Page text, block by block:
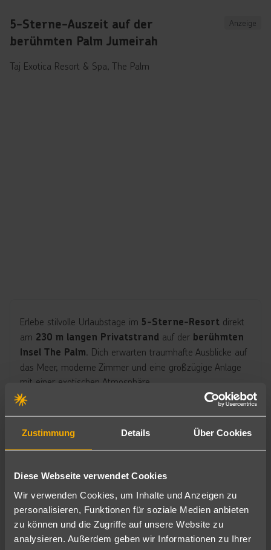
Zustimmung Details Über Cookies
Diese Webseite verwendet Cookies
Wir verwenden Cookies, um Inhalte und Anzeigen zu
personalisieren, Funktionen für soziale Medien anbieten
zu können und die Zugriffe auf unsere Website zu
analysieren. Außerdem geben wir Informationen zu Ihrer
5-Sterne-Auszeit auf der
berühmten Palm Jumeirah
Anzeige
Taj Exotica Resort & Spa, The Palm
Erlebe stilvolle Urlaubstage im 5-Sterne-Resort direkt
am 230 m langen Privatstrand auf der berühmten
Insel The Palm. Dich erwarten traumhafte Ausblicke auf
das Meer, moderne Zimmer und eine großzügige Anlage
mit einer exotischen Atmosphäre.
Mehrere Restaurants
internationalen Spezialitäten, indischer Küche sowie
weiteren Köstlichkeiten. Amgroßen Pool mit Poolbar
oder am Strand genießt du entspannte Stunden unter der
Im
Spa-Bereich
erwarten dich Massagen, Ayurveda-
Anwendungen und indische Aromatherapie. Familien
profitieren vom Kids Club und Game Room
mit
abwechslungsreichem Programm.